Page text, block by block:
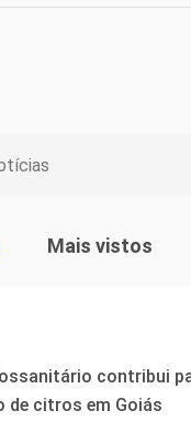
Mais vistos
contribui
de citros em Goiás